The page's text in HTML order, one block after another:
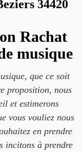
34420
Rachat
musique
que ce soit
proposition, nous
et estimerons
vous vouliez nous
en prendre
incitons à prendre